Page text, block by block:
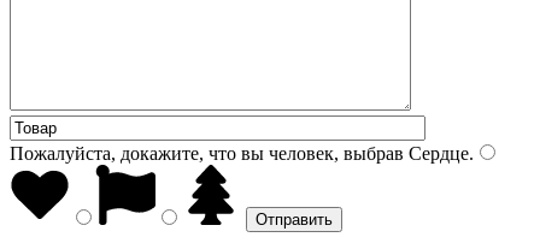
Пожалуйста, докажите, что вы человек, выбрав Сердце.